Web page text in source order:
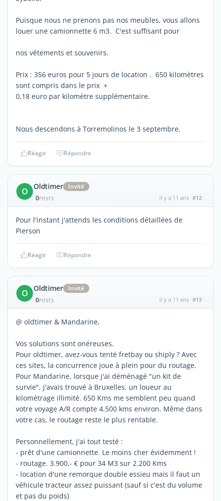
Puisque nous ne prenons pas nos meubles, vous allons
louer une camionnette 6 m3. C'est suffisant pour
nos vêtements et souvenirs.
Prix : 356 euros pour 5 jours de location . 650 kilomètres
sont compris dans le prix +
0,18 euro par kilomètre supplémentaire.
Nous descendons à Torremolinos le 3 septembre.
Réagir Répondre
O Oldtimer
Invité
0POSTS il y a 11 ans #12
Pour l'instant j'attends les conditions détaillées de
Pierson
Réagir Répondre
O Oldtimer
Invité
0POSTS il y a 11 ans #13
@ oldtimer & Mandarine,
Vos solutions sont onéreuses.
Pour oldtimer, avez-vous tenté fretbay ou shiply ? Avec
ces sites, la concurrence joue à plein pour du routage.
Pour Mandarine, lorsque j'ai déménagé "un kit de
survie", j'avais trouvé à Bruxelles, un loueur au
kilométrage illimité. 650 Kms me semblent peu quand
votre voyage A/R compte 4.500 kms environ. Même dans
votre cas, le routage reste le plus rentable.
Personnellement, j'ai tout testé :
- prêt d'une camionnette. Le moins cher évidemment !
- routage. 3.900,- € pour 34 M3 sur 2.200 Kms
- location d'une remorque double essieu mais il faut un
véhicule tracteur assez puissant (sauf si c'est du volume
et pas du poids)